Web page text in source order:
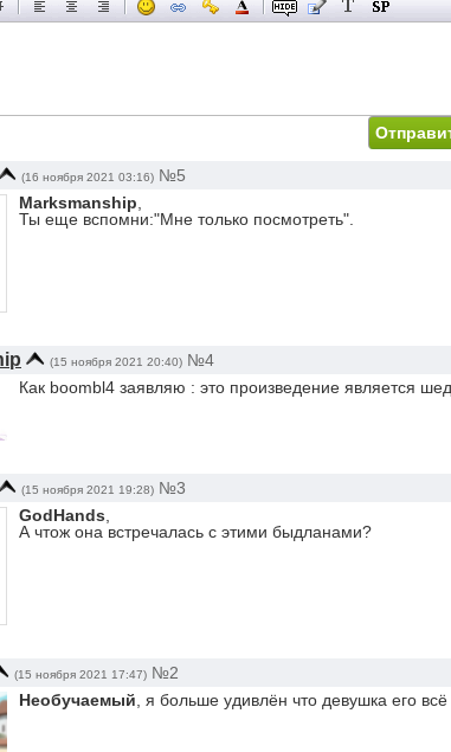
(16 ноября 2021 03:16) №5
Marksmanship
Ты еще вспомни:"Мне только посмотреть".
(15 ноября 2021 20:40) №4
Как boombl4 заявляю : это произведение является
(15 ноября 2021 19:28) №3
GodHands
А чтож она встречалась с этими быдланами?
(15 ноября 2021 17:47) №2
Необучаемый , я больше удивлён что девушка его